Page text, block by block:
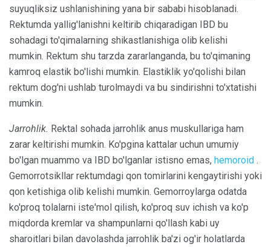
suyuqliksiz ushlanishining yana bir sababi hisoblanadi.
Rektumda yallig'lanishni keltirib chiqaradigan IBD bu
sohadagi to'qimalarning shikastlanishiga olib kelishi
mumkin. Rektum shu tarzda zararlanganda, bu to'qimaning
kamroq elastik bo'lishi mumkin. Elastiklik yo'qolishi bilan
rektum dog'ni ushlab turolmaydi va bu sindirishni to'xtatishi
mumkin.
Jarrohlik. Rektal sohada jarrohlik anus muskullariga ham
zarar keltirishi mumkin. Ko'pgina kattalar uchun umumiy
bo'lgan muammo va IBD bo'lganlar istisno emas, hemoroid .
Gemorrotsikllar rektumdagi qon tomirlarini kengaytirishi yoki
qon ketishiga olib kelishi mumkin. Gemorroylarga odatda
ko'proq tolalarni iste'mol qilish, ko'proq suv ichish va ko'p
miqdorda kremlar va shampunlarni qo'llash kabi uy
sharoitlari bilan davolashda jarrohlik ba'zi og'ir holatlarda